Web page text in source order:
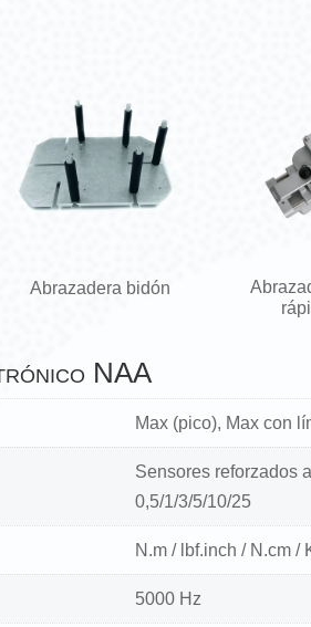
bidón
Abrazadera de
rápida a
NAA
Max (pico), Max con
Sensores reforzados
0,5/1/3/5/10/25
N.m / lbf.inch / N.cm /
5000 Hz